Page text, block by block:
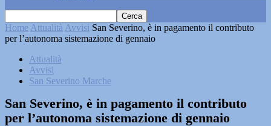
Home Attualità Avvisi San Severino, è in pagamento il contributo
per l’autonoma sistemazione di gennaio
Attualità
Avvisi
San Severino Marche
San Severino, è in pagamento il contributo
per l’autonoma sistemazione di gennaio